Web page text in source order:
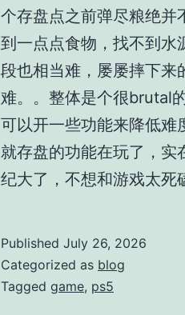
个存盘点之前弹尽粮绝并
到一点点食物，找不到水
段也相当难，屡屡摔下来
难。。整体是个很brutal
可以开一些功能来降低难
就存盘的功能在玩了，实
纪大了，不想和游戏太死
Published July 26, 2026
Categorized as blog
Tagged game, ps5